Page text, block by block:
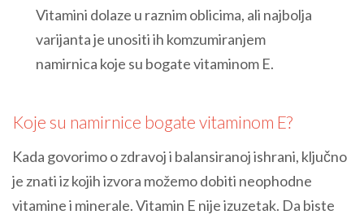
Vitamini dolaze u raznim oblicima, ali najbolja
varijanta je unositi ih komzumiranjem
namirnica koje su bogate vitaminom E.
Koje su namirnice bogate vitaminom E?
Kada govorimo o zdravoj i balansiranoj ishrani, ključno
je znati iz kojih izvora možemo dobiti neophodne
vitamine i minerale. Vitamin E nije izuzetak. Da biste